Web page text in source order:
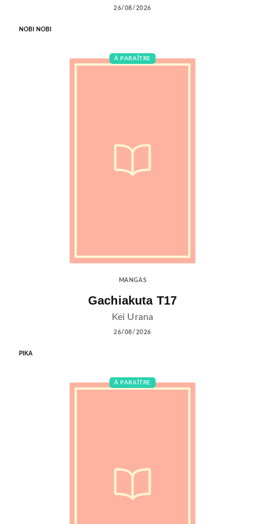
26/08/2026
NOBI NOBI
À PARAÎTRE
MANGAS
Gachiakuta T17
Kei Urana
26/08/2026
PIKA
À PARAÎTRE